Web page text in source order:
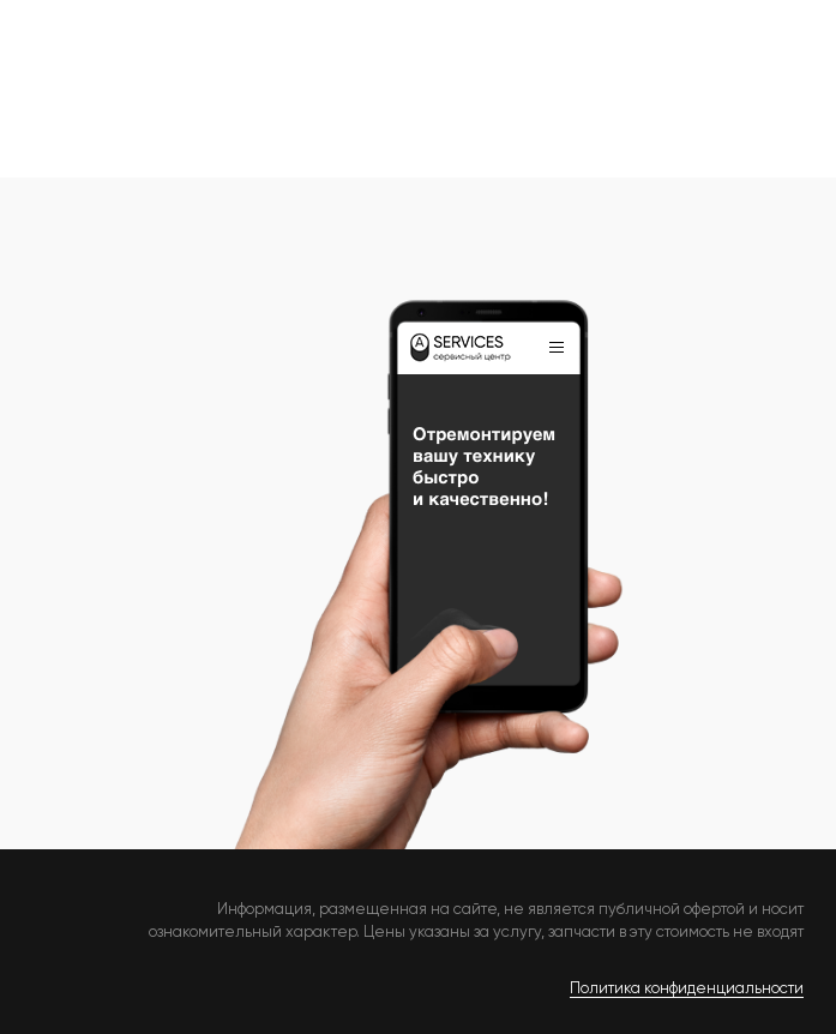
Информация, размещенная на сайте, не является публичной офертой и носит
ознакомительный характер. Цены указаны за услугу, запчасти в эту стоимость не входят
Политика конфиденциальности